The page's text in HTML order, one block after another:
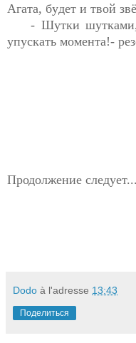
Агата, будет и твой
- Шутки
упускать момента!-
Продолжение
Dodo à l'adresse 13:43
Поделиться